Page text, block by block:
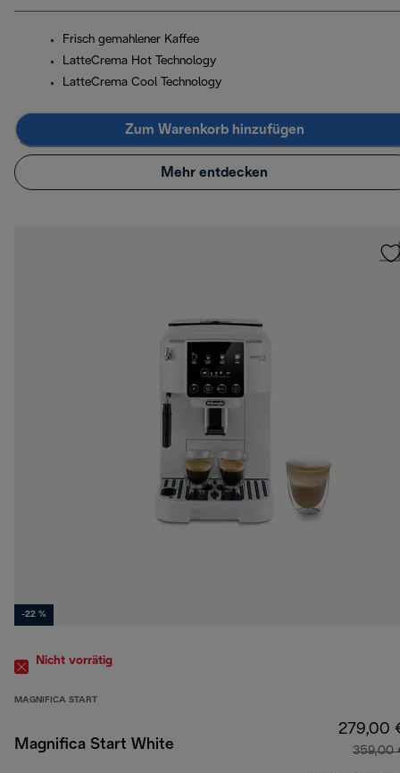
Frisch gemahlener Kaffee
LatteCrema Hot Technology
LatteCrema Cool Technology
Zum Warenkorb hinzufügen
Mehr entdecken
-22 %
Nicht vorrätig
MAGNIFICA START
Magnifica Start White
279,00
359,00